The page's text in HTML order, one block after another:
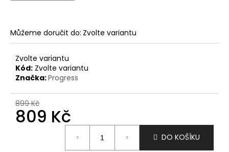
Můžeme doručit do: Zvolte variantu
Zvolte variantu
Kód: Zvolte variantu
Značka:Progress
899 Kč
809 Kč
DO KOŠÍKU
o
p
u
č
u